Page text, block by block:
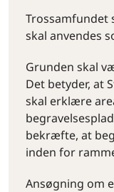
Trossamfundet
skal anvendes
Grunden skal
Det betyder, at
skal erklære
bekræfte, at
inden for
Ansøgning om